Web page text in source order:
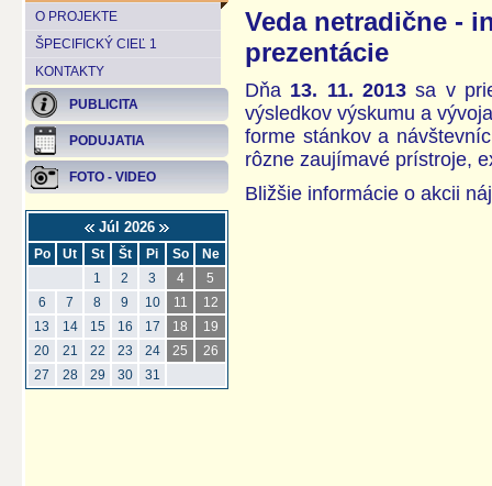
O PROJEKTE
ŠPECIFICKÝ CIEĽ 1
KONTAKTY
PUBLICITA
PODUJATIA
FOTO - VIDEO
Júl 2026
Po Ut St Št Pi So
Ne
1
2 3 4
5
6
7 8 9 10 11
12
13
14 15 16 17 18
19
20
21 22 23 24 25
26
27
28 29 30 31
Veda netradične -
prezentácie
Dňa 13. 11. 2013sa v
výsledkov výskumu a
forme stánkov a
rôzne zaujímavé prístroje,
Bližšie informácie o akcii